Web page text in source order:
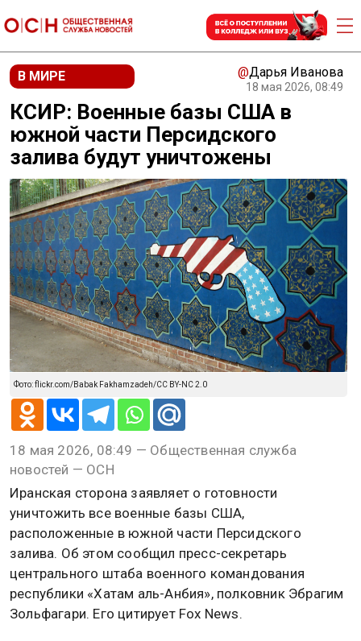
В МИРЕ @Дарья Иванова
18 мая 2026, 08:49
КСИР: Военные базы США в
южной части Персидского
залива будут уничтожены
Фото: flickr.com/Babak Fakhamzadeh/CC BY-NC 2.0
18 мая 2026, 08:49 — Общественная служба
новостей — ОСН
Иранская сторона заявляет о готовности
уничтожить все военные базы США,
расположенные в южной части Персидского
залива. Об этом сообщил пресс-секретарь
центрального штаба военного командования
республики «Хатам аль-Анбия», полковник Эбрагим
Зольфагари. Его цитирует Fox News.